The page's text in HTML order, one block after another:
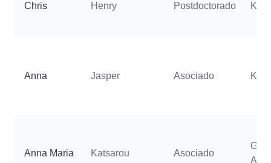
Chris Henry Postdoctorado
Anna Jasper Asociado
Anna Maria Katsarou Asociado